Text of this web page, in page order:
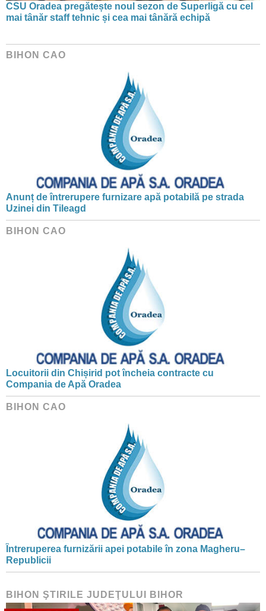
CSU Oradea pregătește noul sezon de Superligă cu cel
mai tânăr staff tehnic și cea mai tânără echipă
BIHON CAO
Anunț de întrerupere furnizare apă potabilă pe strada
Uzinei din Tileagd
BIHON CAO
Locuitorii din Chișirid pot încheia contracte cu
Compania de Apă Oradea
BIHON CAO
Întreruperea furnizării apei potabile în zona Magheru–
Republicii
BIHON ŞTIRILE JUDEŢULUI BIHOR